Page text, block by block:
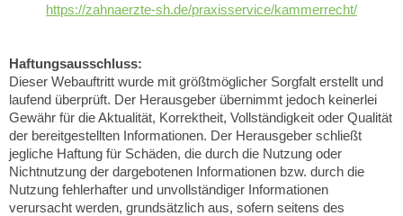
https://zahnaerzte-sh.de/praxisservice/kammerrecht/
Haftungsausschluss:
Dieser Webauftritt wurde mit größtmöglicher Sorgfalt erstellt und
laufend überprüft. Der Herausgeber übernimmt jedoch keinerlei
Gewähr für die Aktualität, Korrektheit, Vollständigkeit oder Qualität
der bereitgestellten Informationen. Der Herausgeber schließt
jegliche Haftung für Schäden, die durch die Nutzung oder
Nichtnutzung der dargebotenen Informationen bzw. durch die
Nutzung fehlerhafter und unvollständiger Informationen
verursacht werden, grundsätzlich aus, sofern seitens des